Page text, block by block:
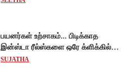
பயனர்கள் உற்சாகம்... பிடிக்காத
இன்ஸ்டா ரீல்ஸ்களை ஒரே க்ளிக்கில்
மாற்றியமைக்கலாம்!
SUJATHA